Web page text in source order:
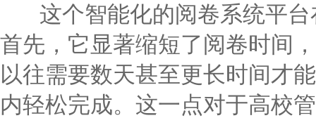
这个智能化的阅卷系统平台
首先，它显著缩短了阅卷时间
以往需要数天甚至更长时间才
内轻松完成。这一点对于高校